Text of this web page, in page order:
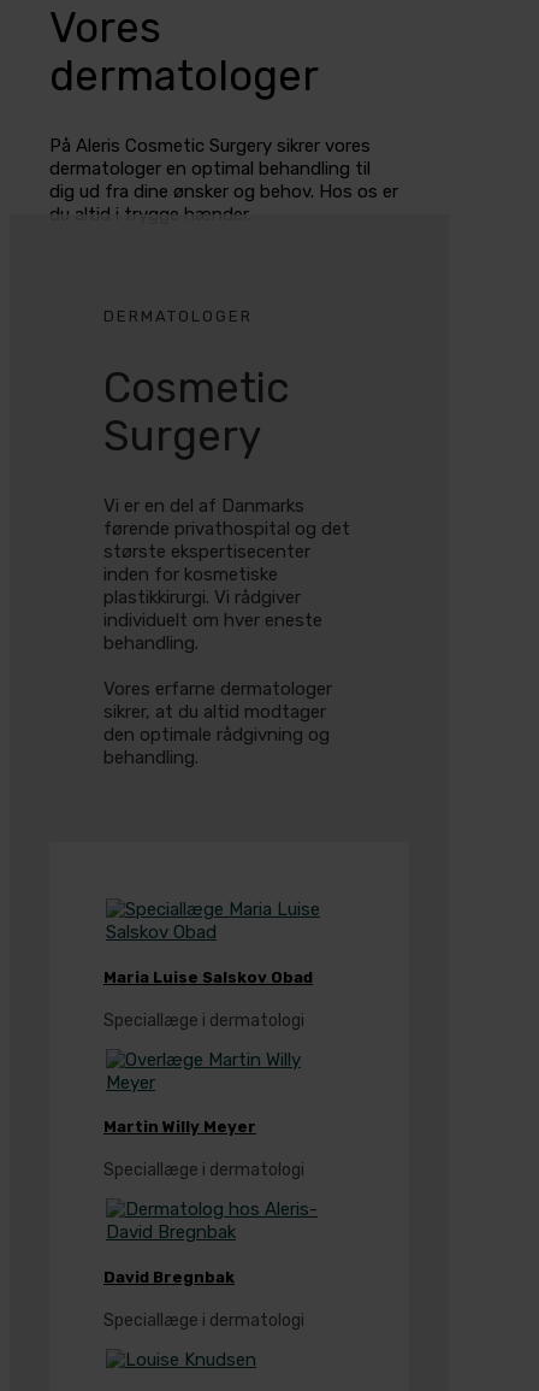
Vores
dermatologer
På Aleris Cosmetic Surgery sikrer vores
dermatologer en optimal behandling til
dig ud fra dine ønsker og behov. Hos os er
du altid i trygge hænder.
DERMATOLOGER
Cosmetic
Surgery
Vi er en del af Danmarks
førende privathospital og det
største ekspertisecenter
inden for kosmetiske
plastikkirurgi. Vi rådgiver
individuelt om hver eneste
behandling.
Vores erfarne dermatologer
sikrer, at du altid modtager
den optimale rådgivning og
behandling.
Maria Luise Salskov Obad
Speciallæge i dermatologi
Martin Willy Meyer
Speciallæge i dermatologi
David Bregnbak
Speciallæge i dermatologi